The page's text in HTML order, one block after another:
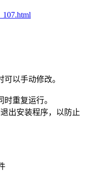
以手动修改。
重复运行。
出安装程序，以防止